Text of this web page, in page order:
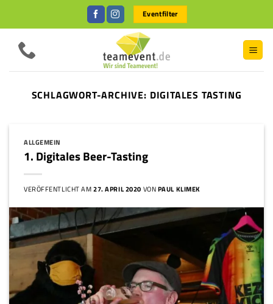
Eventfilter
SCHLAGWORT-ARCHIVE: DIGITALES TASTING
ALLGEMEIN
1. Digitales Beer-Tasting
VERÖFFENTLICHT AM27. APRIL 2020 VONPAUL KLIMEK